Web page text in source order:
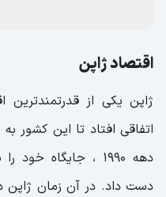
اقتصاد ژاپن
ژاپن یکی از قدرتمندترین
اتفاقی افتاد تا این کشور
دهه 1990 ، جایگاه
دست داد. در آن زمان ژاپن